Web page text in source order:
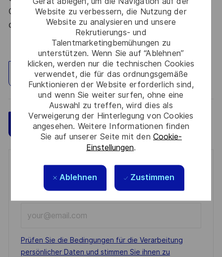
Website zu verbessern, die Nutzung der
Website zu analysieren und unsere
Rekrutierungs- und
Talentmarketingbemühungen zu
unterstützen. Wenn Sie auf “Ablehnen”
klicken, werden nur die technischen Cookies
verwendet, die für das ordnungsgemäße
Funktionieren der Website erforderlich sind,
und wenn Sie weiter surfen, ohne eine
Auswahl zu treffen, wird dies als
Verweigerung der Hinterlegung von Cookies
angesehen. Weitere Informationen finden
Sie auf unserer Seite mit den Cookie-
Einstellungen.
Ablehnen Zustimmen
Code de la défense et de l’IGI 1300 SGDSN/PSE
du 09 août 2021.
Standort erkunden
Jetzt bewerben Speichern
Get notified for similar jobs
You'll receive updates once a week
Email
address
(Required)
Required
Prüfen Sie die Bedingungen für die Verarbeitung
persönlicher Daten und stimmen Sie ihnen zu